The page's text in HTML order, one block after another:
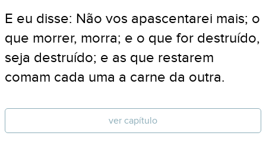
E eu disse: Não vos apascentarei mais; o
que morrer, morra; e o que for destruído,
seja destruído; e as que restarem
comam cada uma a carne da outra.
ver capítulo